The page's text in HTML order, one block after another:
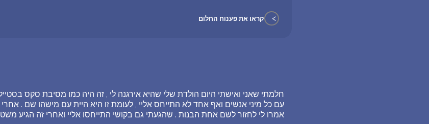
> קראו את פענוח החלום
עם כל מיני אנשים ואף אחד לא התייחס אליי , לעומת זו היא היית עם מישהו שם .
אמרו לי לחזור לשם אחת הבנות . שהגעתי גם בקושי התייחסו אליי ואחרי זה הגיע